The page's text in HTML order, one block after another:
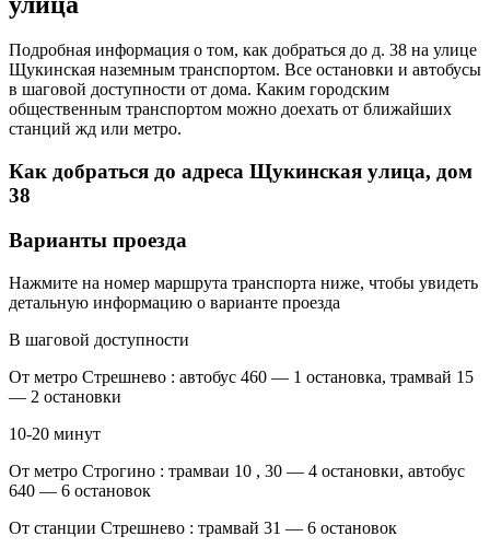
Подробная информация о том, как добраться до д. 38 на улице
Щукинская наземным транспортом. Все остановки и автобусы
в шаговой доступности от дома. Каким городским
общественным транспортом можно доехать от ближайших
станций жд или метро.
Как добраться до адреса Щукинская улица, дом
38
Варианты проезда
Нажмите на номер маршрута транспорта ниже, чтобы увидеть
детальную информацию о варианте проезда
В шаговой доступности
От метро Стрешнево : автобус 460 — 1 остановка, трамвай 15
— 2 остановки
10-20 минут
От метро Строгино : трамваи 10 , 30 — 4 остановки, автобус
640 — 6 остановок
От станции Стрешнево : трамвай 31 — 6 остановок